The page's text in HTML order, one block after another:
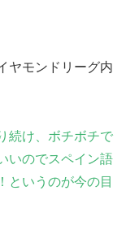
ヤモンドリーグ内
続け、ボチボチで
いのでスペイン語
というのが今の目